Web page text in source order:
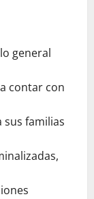
general
contar con
sus familias